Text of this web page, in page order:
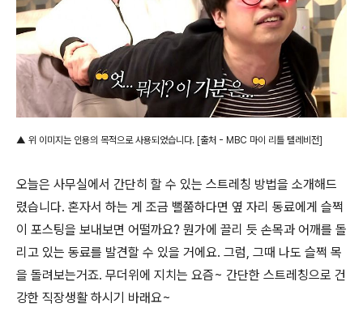
▲ 위 이미지는 인용의 목적으로 사용되었습니다. [출처 - MBC 마이 리틀 텔레비전]
오늘은 사무실에서 간단히 할 수 있는 스트레칭 방법을 소개해드
렸습니다. 혼자서 하는 게 조금 뻘쭘하다면 옆 자리 동료에게 슬쩍
이 포스팅을 보내보면 어떨까요? 뭔가에 끌리 듯 손목과 어깨를 돌
리고 있는 동료를 발견할 수 있을 거에요. 그럼, 그때 나도 슬쩍 목
을 돌려보는거죠. 무더위에 지치는 요즘~ 간단한 스트레칭으로 건
강한 직장생활 하시기 바래요~